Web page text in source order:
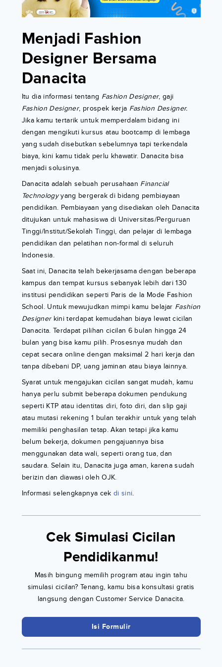
Menjadi Fashion
Designer Bersama
Danacita
Itu dia informasi tentang Fashion Designer, gaji
Fashion Designer, prospek kerja Fashion Designer.
Jika kamu tertarik untuk memperdalam bidang ini
dengan mengikuti kursus atau bootcamp di lembaga
yang sudah disebutkan sebelumnya tapi terkendala
biaya, kini kamu tidak perlu khawatir. Danacita bisa
menjadi solusinya.
Danacita adalah sebuah perusahaan Financial
Technologyyang bergerak di bidang pembiayaan
pendidikan. Pembiayaan yang disediakan oleh Danacita
ditujukan untuk mahasiswa di Universitas/Perguruan
Tinggi/Institut/Sekolah Tinggi, dan pelajar di lembaga
pendidikan dan pelatihan non-formal di seluruh
Indonesia.
Saat ini, Danacita telah bekerjasama dengan beberapa
kampus dan tempat kursus sebanyak lebih dari 130
institusi pendidikan seperti Paris de la Mode Fashion
School. Untuk mewujudkan mimpi kamu belajar Fashion
Designer kini terdapat kemudahan biaya lewat cicilan
Danacita. Terdapat pilihan cicilan 6 bulan hingga 24
bulan yang bisa kamu pilih. Prosesnya mudah dan
cepat secara online dengan maksimal 2 hari kerja dan
tanpa dibebani DP, uang jaminan atau biaya lainnya.
Syarat untuk mengajukan cicilan sangat mudah, kamu
hanya perlu submit beberapa dokumen pendukung
seperti KTP atau identitas diri, foto diri, dan slip gaji
atau mutasi rekening 1 bulan terakhir untuk yang telah
memiliki penghasilan tetap. Akan tetapi jika kamu
belum bekerja, dokumen pengajuannya bisa
menggunakan data wali, seperti orang tua, dan
saudara. Selain itu, Danacita juga aman, karena sudah
berizin dan diawasi oleh OJK.
Informasi selengkapnya cek di sini.
Cek Simulasi Cicilan
Pendidikanmu!
Masih bingung memilih program atau ingin tahu
simulasi cicilan? Tenang, kamu bisa konsultasi gratis
langsung dengan Customer Service Danacita.
Isi Formulir